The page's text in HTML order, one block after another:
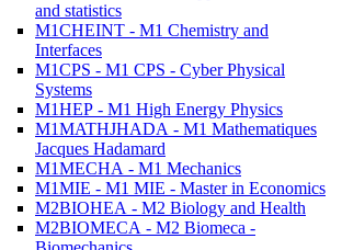
and statistics
M1CHEINT - M1 Chemistry and
Interfaces
M1CPS - M1 CPS - Cyber Physical
Systems
M1HEP - M1 High Energy Physics
M1MATHJHADA - M1 Mathematiques
Jacques Hadamard
M1MECHA - M1 Mechanics
M1MIE - M1 MIE - Master in Economics
M2BIOHEA - M2 Biology and Health
M2BIOMECA - M2 Biomeca -